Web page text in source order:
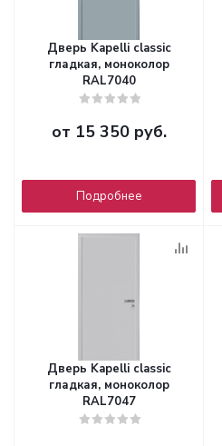
Дверь Kapelli classic
гладкая, моноколор
RAL7040
от 15 350 руб.
Подробнее
Дверь Kapelli classic
гладкая, моноколор
RAL7047